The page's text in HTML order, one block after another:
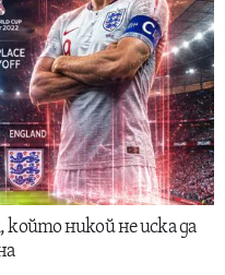
никой не иска да